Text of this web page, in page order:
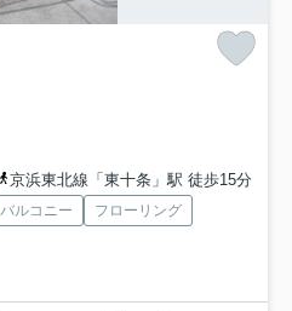
京浜東北線「東十条」駅 徒歩15分
バルコニー
フローリング